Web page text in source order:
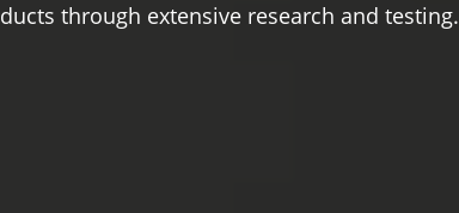
through extensive research and testing.